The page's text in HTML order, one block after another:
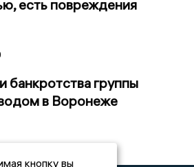
есть повреждения
банкротства группы
в Воронеже
кнопку вы